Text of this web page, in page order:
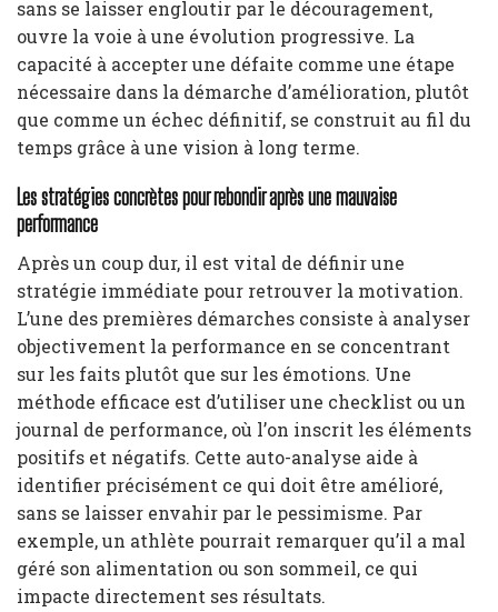
sans se laisser engloutir par le découragement,
ouvre la voie à une évolution progressive. La
capacité à accepter une défaite comme une étape
nécessaire dans la démarche d’amélioration, plutôt
que comme un échec définitif, se construit au fil du
temps grâce à une vision à long terme.
Les stratégies concrètes pour rebondir après une mauvaise
performance
Après un coup dur, il est vital de définir une
stratégie immédiate pour retrouver la motivation.
L’une des premières démarches consiste à analyser
objectivement la performance en se concentrant
sur les faits plutôt que sur les émotions. Une
méthode efficace est d’utiliser une checklist ou un
journal de performance, où l’on inscrit les éléments
positifs et négatifs. Cette auto-analyse aide à
identifier précisément ce qui doit être amélioré,
sans se laisser envahir par le pessimisme. Par
exemple, un athlète pourrait remarquer qu’il a mal
géré son alimentation ou son sommeil, ce qui
impacte directement ses résultats.